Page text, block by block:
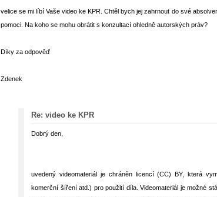
velice se mi líbí Vaše video ke KPR. Chtěl bych jej zahrnout do své
pomoci. Na koho se mohu obrátit s konzultací ohledně autorských práv?
Díky za odpověď
Zdenek
Re: video ke KPR
Dobrý den,
uvedený videomateriál je chráněn licencí (CC) BY, která
komerční šíření atd.) pro použití díla. Videomateriál je možné